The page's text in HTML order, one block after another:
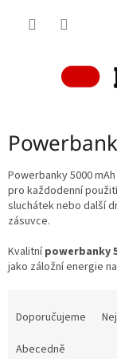
Powerbanky 5000
pro každodenní
sluchátek nebo další
zásuvce.
Kvalitnípowerbanky
jako záložní energie
Doporučujeme
Abecedně